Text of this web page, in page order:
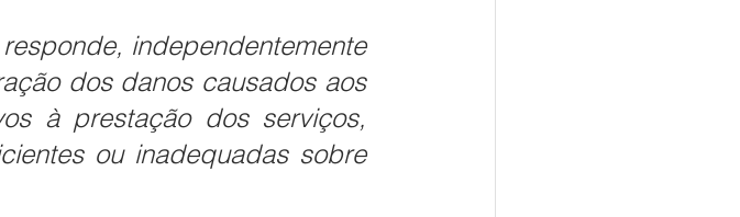
independentemente
dos danos causados aos
à prestação dos serviços,
ou inadequadas sobre